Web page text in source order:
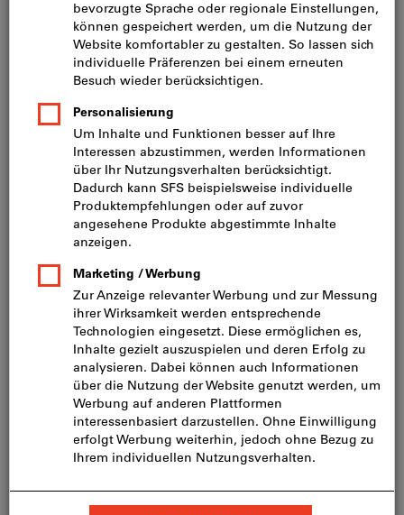
Preis pro 1 Stück
inkl. MwSt. zzgl. Versandkosten
Netto: CHF 34.20
Mindestbestellmenge: 10 Stück
Bestellschritt: 10 Stück
Menge
In den Warenkorb
Lieferung in 3 - 4 Arbeitstagen
Bitte beachten Sie die Lieferzeit und eingeschränkte
Beratung:
Hersteller, da er nicht Bestandteil unseres
Hauptsortiments ist und somit nicht bei uns auf